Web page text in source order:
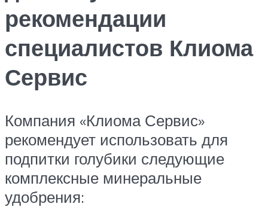
рекомендации
специалистов Клиома
Сервис
Компания «Клиома Сервис»
рекомендует использовать для
подпитки голубики следующие
комплексные минеральные
удобрения: